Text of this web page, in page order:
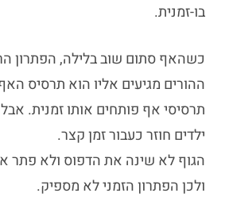
בו-זמנית.
כשהאף סתום שוב בלילה, הפתרון
ההורים מגיעים אליו הוא תרסיס
תרסיסי אף פותחים אותו זמנית.
ילדים חוזר כעבור זמן קצר.
הגוף לא שינה את הדפוס ולא פתר
ולכן הפתרון הזמני לא מספיק.